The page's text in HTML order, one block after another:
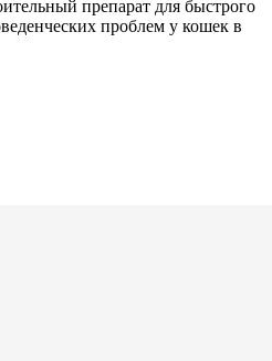
препарат для быстрого
проблем у кошек в